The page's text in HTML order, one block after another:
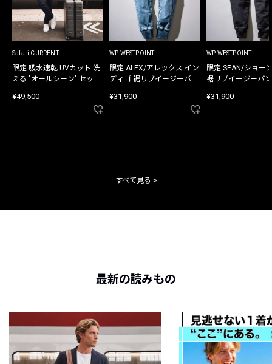
Safari CURRENT
限定 吸水速乾 UVカット 洗
える "オールシーン" セット
¥49,500
WP WESTPOINT
限定 ALEX/アレックス イン
ディゴ 裾リブイージーパン
¥31,900
WP WESTPOINT
限定 SEAN/ショー
裾リブイージーパ
¥31,900
すべて見る
最新の読みもの